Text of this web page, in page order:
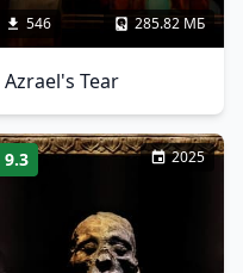
546 285.82 МБ
Azrael's Tear
9.3 2025